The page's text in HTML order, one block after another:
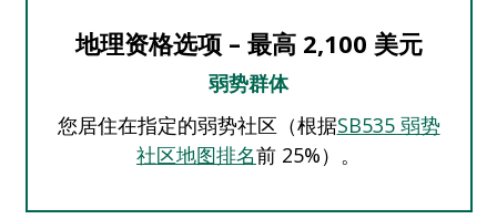
地理资格选项 – 最高 2,100 美元
弱势群体
您居住在指定的弱势社区（根据SB535 弱势
社区地图排名前 25%）。